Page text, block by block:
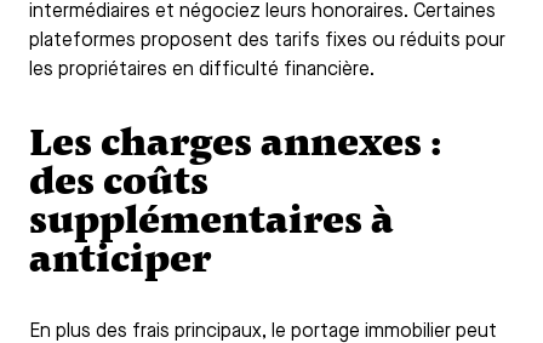
intermédiaires et négociez leurs honoraires. Certaines
plateformes proposent des tarifs fixes ou réduits pour
les propriétaires en difficulté financière.
Les charges annexes :
des coûts
supplémentaires à
anticiper
En plus des frais principaux, le portage immobilier peut